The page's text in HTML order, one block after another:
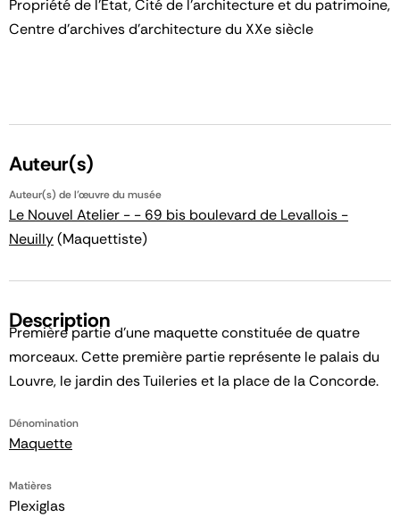
Propriété de l’État, Cité de l’architecture et du patrimoine,
Centre d’archives d’architecture du XXe siècle
Auteur(s)
Auteur(s) de l'œuvre du musée
Le Nouvel Atelier - - 69 bis boulevard de Levallois -
Neuilly(Maquettiste)
Description
Première partie d'une maquette constituée de quatre
morceaux. Cette première partie représente le palais du
Louvre, le jardin des Tuileries et la place de la Concorde.
Dénomination
Maquette
Matières
Plexiglas